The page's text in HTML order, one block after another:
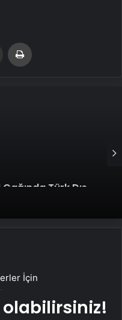
Email'den paylaş
Faktörü
İçin